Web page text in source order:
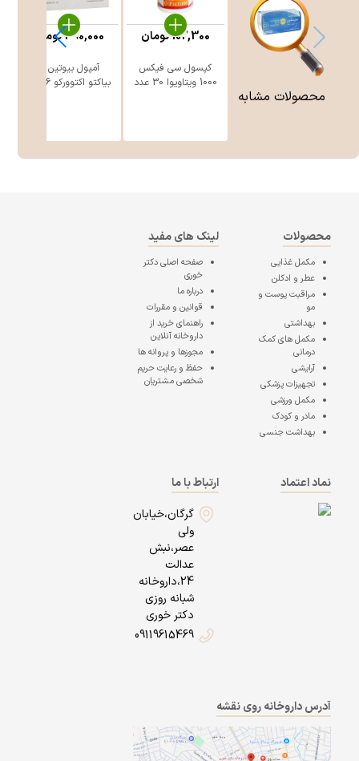
محصولات مشابه
کپسول سی فیکس
1000 ویتاویوا 30 عدد
102,300تومان
بیاکتو اکتوورکو 6 عدد
390,000تومان
محصولات
مکمل غذایی
عطر و ادکلن
مراقبت پوست و
مو
بهداشتی
مکمل های کمک
درمانی
آرایشی
تجهیزات پزشکی
مکمل ورزشی
مادر و کودک
بهداشت جنسی
لینک های مفید
صفحه اصلیدکتر
خوری
درباره ما
قوانین و مقررات
راهنمای خرید از
داروخانه آنلاین
مجوزها و پروانه ها
حفظ و رعایت حریم
شخصی مشتریان
نماد اعتماد
ارتباط با ما
گرگان،خیابان
ولی
عصر،نبش
عدالت
24،داروخانه
شبانه روزی
دکتر خوری
09119615469
آدرس داروخانه روی نقشه